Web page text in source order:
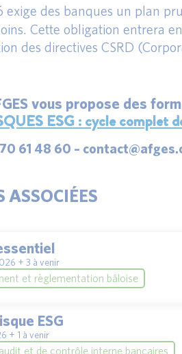
exige des banques un plan
Cette obligation entrera
des directives CSRD
vous propose des
ESG : cycle complet
61 48 60 –
ASSOCIÉES
+ 3 à venir
et règlementation bâloise
ESG
+ 1 à venir
et de contrôle interne bancaires